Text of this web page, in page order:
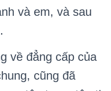
và em, và sau
về đẳng cấp của
cũng đã